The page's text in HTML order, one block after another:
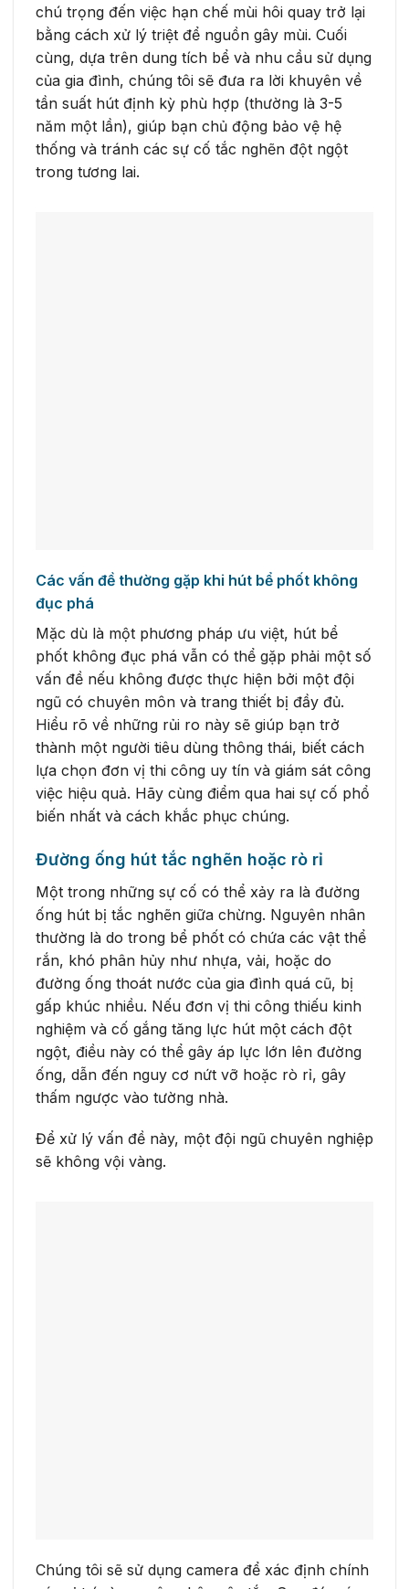
chú trọng đến việc hạn chế mùi hôi quay trở lại
bằng cách xử lý triệt để nguồn gây mùi. Cuối
cùng, dựa trên dung tích bể và nhu cầu sử dụng
của gia đình, chúng tôi sẽ đưa ra lời khuyên về
tần suất hút định kỳ phù hợp (thường là 3-5
năm một lần), giúp bạn chủ động bảo vệ hệ
thống và tránh các sự cố tắc nghẽn đột ngột
trong tương lai.
Các vấn đề thường gặp khi hút bể phốt không
đục phá
Mặc dù là một phương pháp ưu việt, hút bể
phốt không đục phá vẫn có thể gặp phải một số
vấn đề nếu không được thực hiện bởi một đội
ngũ có chuyên môn và trang thiết bị đầy đủ.
Hiểu rõ về những rủi ro này sẽ giúp bạn trở
thành một người tiêu dùng thông thái, biết cách
lựa chọn đơn vị thi công uy tín và giám sát công
việc hiệu quả. Hãy cùng điểm qua hai sự cố phổ
biến nhất và cách khắc phục chúng.
Đường ống hút tắc nghẽn hoặc rò rỉ
Một trong những sự cố có thể xảy ra là đường
ống hút bị tắc nghẽn giữa chừng. Nguyên nhân
thường là do trong bể phốt có chứa các vật thể
rắn, khó phân hủy như nhựa, vải, hoặc do
đường ống thoát nước của gia đình quá cũ, bị
gấp khúc nhiều. Nếu đơn vị thi công thiếu kinh
nghiệm và cố gắng tăng lực hút một cách đột
ngột, điều này có thể gây áp lực lớn lên đường
ống, dẫn đến nguy cơ nứt vỡ hoặc rò rỉ, gây
thấm ngược vào tường nhà.
Để xử lý vấn đề này, một đội ngũ chuyên nghiệp
sẽ không vội vàng.
Chúng tôi sẽ sử dụng camera để xác định chính